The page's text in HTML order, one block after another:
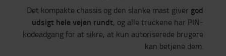
Det kompakte chassis og den slanke mast giver god
udsigt hele vejen rundt, og alle truckene har PIN-
kodeadgang for at sikre, at kun autoriserede brugere
kan betjene dem.